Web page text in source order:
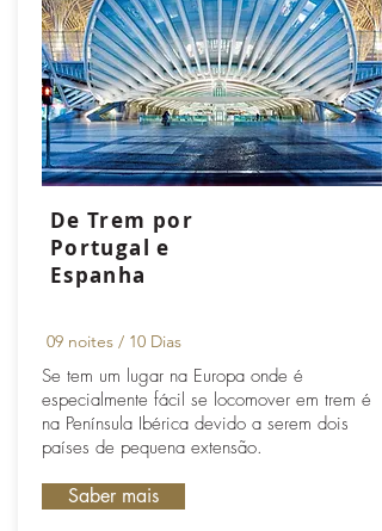
De Trem por
Portugal e
Espanha
09 noites / 10 Dias
Se tem um lugar na Europa onde é
especialmente fácil se locomover em trem é
na Península Ibérica devido a serem dois
países de pequena extensão.
Saber mais